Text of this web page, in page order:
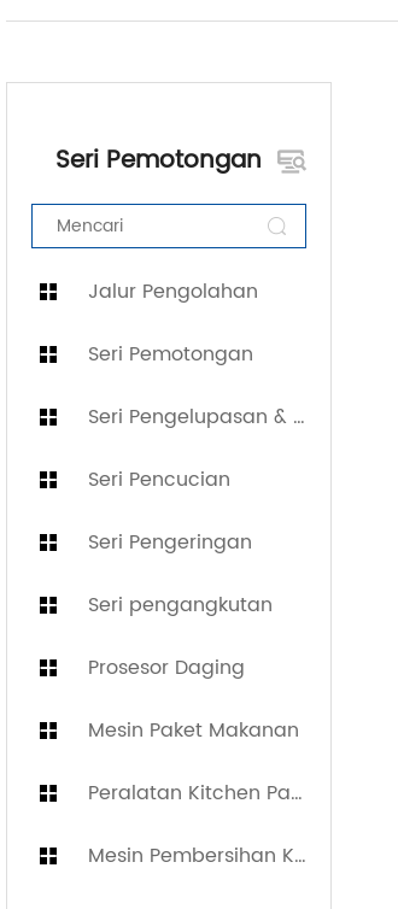
Seri Pemotongan
Jalur Pengolahan
Seri Pemotongan
Seri Pengelupasan & Pemolesan
Seri Pencucian
Seri Pengeringan
Seri pengangkutan
Prosesor Daging
Mesin Paket Makanan
Peralatan Kitchen Panas
Mesin Pembersihan Kotak Putaran